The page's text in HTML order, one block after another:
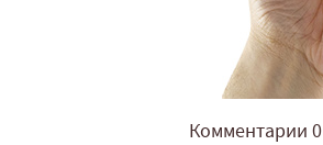
Комментарии 0